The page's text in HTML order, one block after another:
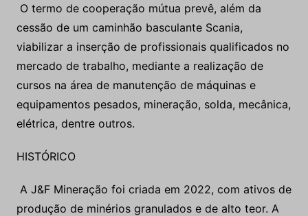
O termo de cooperação mútua prevê, além da
cessão de um caminhão basculante Scania,
viabilizar a inserção de profissionais qualificados no
mercado de trabalho, mediante a realização de
cursos na área de manutenção de máquinas e
equipamentos pesados, mineração, solda, mecânica,
elétrica, dentre outros.
HISTÓRICO
A J&F Mineração foi criada em 2022, com ativos de
produção de minérios granulados e de alto teor. A